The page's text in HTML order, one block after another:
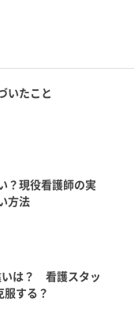
いたこと
？現役看護師の実
方法
いは？ 看護スタッ
する？